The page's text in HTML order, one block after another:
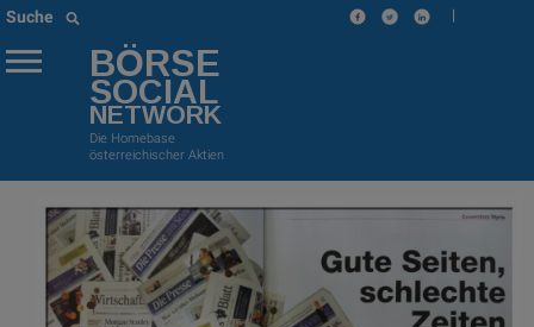
Suche |
BÖRSE
SOCIAL
NETWORK
Die Homebase
österreichischer Aktien